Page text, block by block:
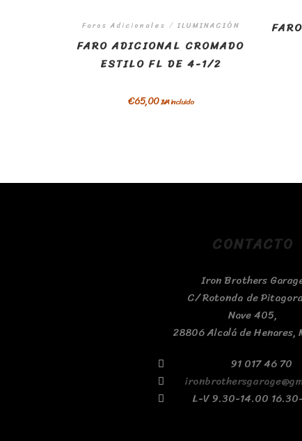
Faros Adicionales / ILUMINACIÓN
FARO ADICIONAL CROMADO
ESTILO FL DE 4-1/2
€65,00IVA incluido
CONTACTO
Iron Brothers
C/ Rotonda de
Nave 405,
28806 Alcalá de Henares,
91 017 46 70
L-V 9.30-14.00